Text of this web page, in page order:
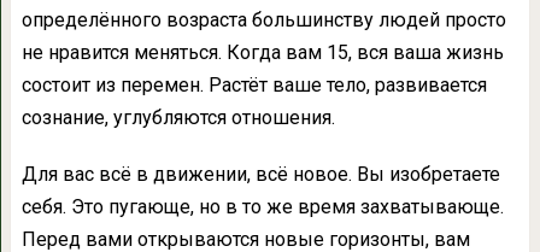
определённого возраста большинству людей просто
не нравится меняться. Когда вам 15, вся ваша жизнь
состоит из перемен. Растёт ваше тело, развивается
сознание, углубляются отношения.
Для вас всё в движении, всё новое. Вы изобретаете
себя. Это пугающе, но в то же время захватывающе.
Перед вами открываются новые горизонты, вам